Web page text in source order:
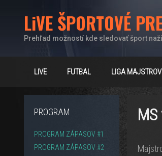
LiVE ŠPORTOVÉ
Prehľad možností kde sledovať šport
LIVE FUTBAL LIGA MAJSTROV
PROGRAM
PROGRAM ZÁPASOV #1
PROGRAM ZÁPASOV #2